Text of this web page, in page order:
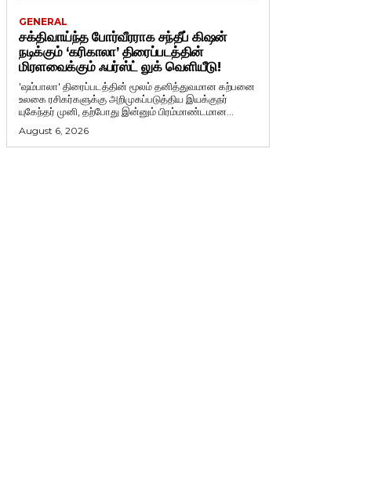
GENERAL
சக்திவாய்ந்த போர்வீரராக சந்தீப் கிஷன்
நடிக்கும் ‘கரிகாலா’ திரைப்படத்தின்
மிரளவைக்கும் ஃபர்ஸ்ட் லுக் வெளியீடு!
'ஷம்பாலா' திரைப்படத்தின் மூலம் தனித்துவமான கற்பனை
உலகை ரசிகர்களுக்கு அறிமுகப்படுத்திய இயக்குநர்
யுகேந்தர் முனி, தற்போது இன்னும் பிரம்மாண்டமான...
August 6, 2026